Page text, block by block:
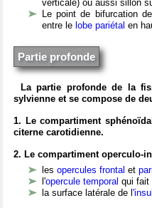
verticale) ou aussi sillon
Le point de bifurcation
entre le lobe pariétal en
Partie profonde
La partie profonde de la
sylvienne et se compose de
1. Le compartiment
citerne carotidienne.
2. Le compartiment operculo-
les opercules frontal et
l'opercule temporal qui fait
la surface latérale de l